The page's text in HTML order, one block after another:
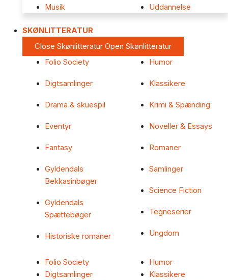
Musik
Uddannelse
SKØNLITTERATUR
Close Skønlitteratur Open Skønlitteratur
Folio Society
Digtsamlinger
Drama & skuespil
Eventyr
Fantasy
Gyldendals
Bekkasinbøger
Gyldendals
Spættebøger
Historiske romaner
Humor
Klassikere
Krimi & Spænding
Noveller & Essays
Romaner
Samlinger
Science Fiction
Tegneserier
Ungdom
Folio Society
Digtsamlinger
Humor
Klassikere